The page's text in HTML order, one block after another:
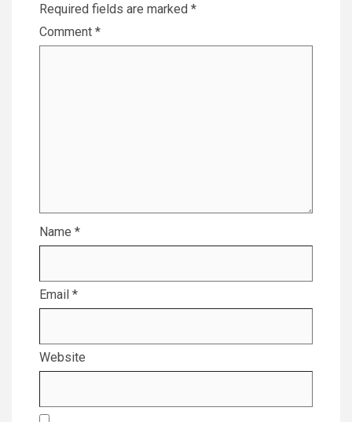
Required fields are marked *
Comment *
Name *
Email *
Website